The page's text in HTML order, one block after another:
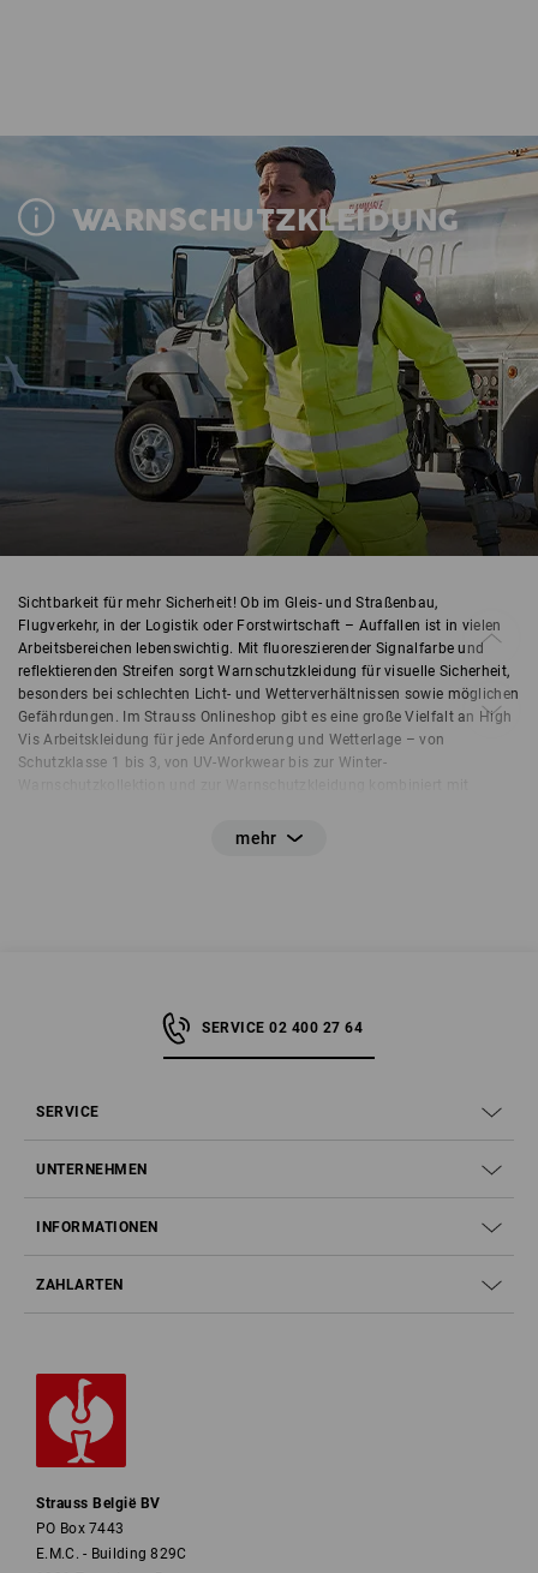
WARNSCHUTZKLEIDUNG
Sichtbarkeit für mehr Sicherheit! Ob im Gleis- und Straßenbau,
Flugverkehr, in der Logistik oder Forstwirtschaft – Auffallen ist in vielen
Arbeitsbereichen lebenswichtig. Mit fluoreszierender Signalfarbe und
reflektierenden Streifen sorgt Warnschutzkleidung für visuelle Sicherheit,
besonders bei schlechten Licht- und Wetterverhältnissen sowie möglichen
Gefährdungen. Im Strauss Onlineshop gibt es eine große Vielfalt an High
Vis Arbeitskleidung für jede Anforderung und Wetterlage – von
Schutzklasse 1 bis 3, von UV-Workwear bis zur Winter-
geht, dürfen Funktion und hoher Tragekomfort im Arbeitsalltag nicht zu
Ein kleiner Überblick zu den wichtigsten Begriffen:
DIN EN ISO 20471
Warnschutz-Klasse 1 bis 3
SERVICE 02 400 27 64
SERVICE
UNTERNEHMEN
INFORMATIONEN
ZAHLARTEN
Strauss België BV
PO Box 7443
E.M.C. - Building 829C